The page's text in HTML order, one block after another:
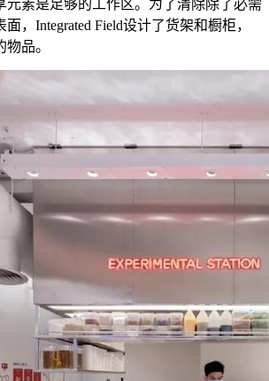
元素是足够的工作区。为了清除除了必需
，Integrated Field设计了货架和橱柜，
品。